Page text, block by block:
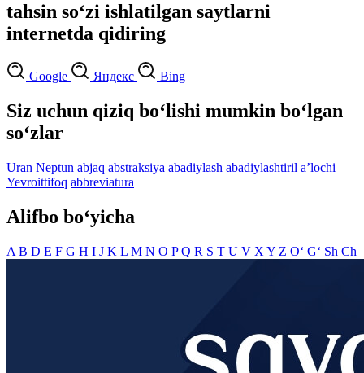
tahsin so‘zi ishlatilgan saytlarni
internetda qidiring
Google Яндекс Bing
Siz uchun qiziq bo‘lishi mumkin bo‘lgan
so‘zlar
Uran Neptun abjaq abstraksiya abadiylash abadiylashtiril aʼlochi
Yevroittifoq abbreviatura
Alifbo bo‘yicha
A B D E F G H I J K L M N O PQ R S T U V X Y Z O‘ G‘ Sh Ch